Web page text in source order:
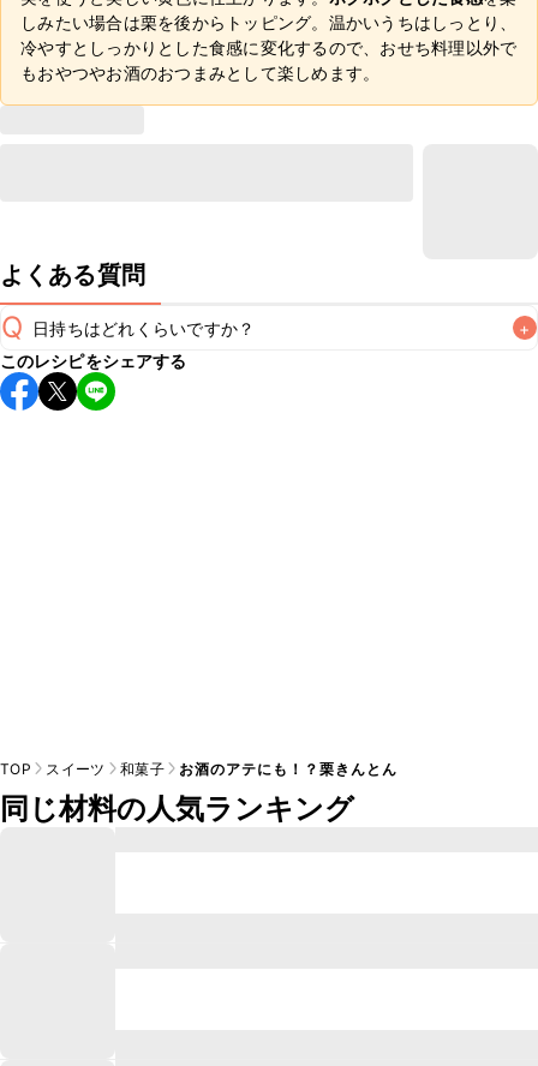
しみたい場合は栗を後からトッピング。温かいうちはしっとり、
冷やすとしっかりとした食感に変化するので、おせち料理以外で
もおやつやお酒のおつまみとして楽しめます。
よくある質問
Q 日持ちはどれくらいですか？ +
保存期間は冷蔵で4~5日が目安です。なるべくお早めにお召
し上がりください。
このレシピをシェアする
TOP スイーツ 和菓子 お酒のアテにも！？栗きんとん
同じ材料の人気ランキング